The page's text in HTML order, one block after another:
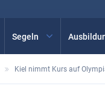
Segeln
Kiel nimmt Kurs auf